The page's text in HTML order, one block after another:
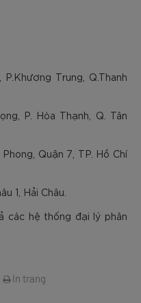
Trung, Q.Thanh
P. Hòa Thạnh, Q. Tân
Quận 7, TP. Hồ Chí
1, Hải Châu.
các hệ thống đại lý phân
In trang